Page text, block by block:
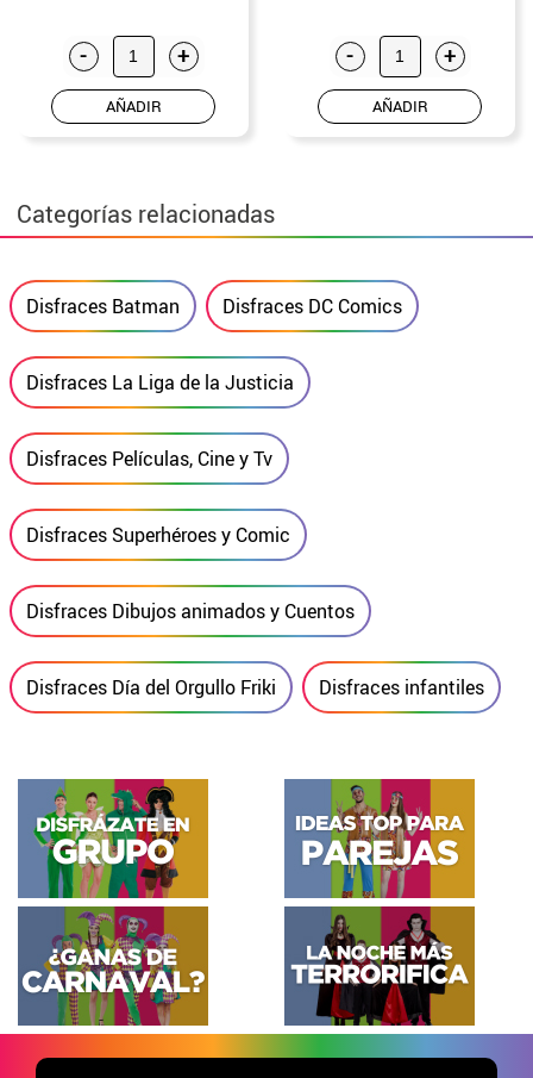
- +
AÑADIR
- +
AÑADIR
Categorías relacionadas
Disfraces Batman Disfraces DC Comics
Disfraces La Liga de la Justicia
Disfraces Películas, Cine y Tv
Disfraces Superhéroes y Comic
Disfraces Dibujos animados y Cuentos
Disfraces Día del Orgullo Friki Disfraces infantiles